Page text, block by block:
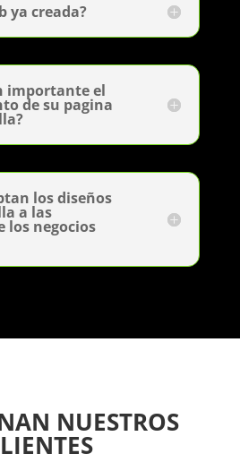
ya creada?
importante el
de su pagina
los diseños
a las
los negocios
NUESTROS